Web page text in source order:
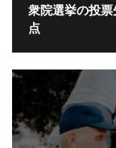
衆院選挙の投
点